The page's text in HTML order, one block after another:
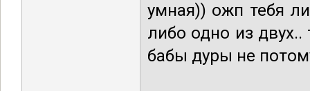
умная)) ожп тебя
либо одно из двух..
бабы дуры не